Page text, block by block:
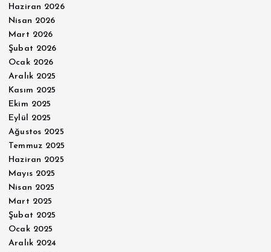
Haziran 2026
Nisan 2026
Mart 2026
Şubat 2026
Ocak 2026
Aralık 2025
Kasım 2025
Ekim 2025
Eylül 2025
Ağustos 2025
Temmuz 2025
Haziran 2025
Mayıs 2025
Nisan 2025
Mart 2025
Şubat 2025
Ocak 2025
Aralık 2024